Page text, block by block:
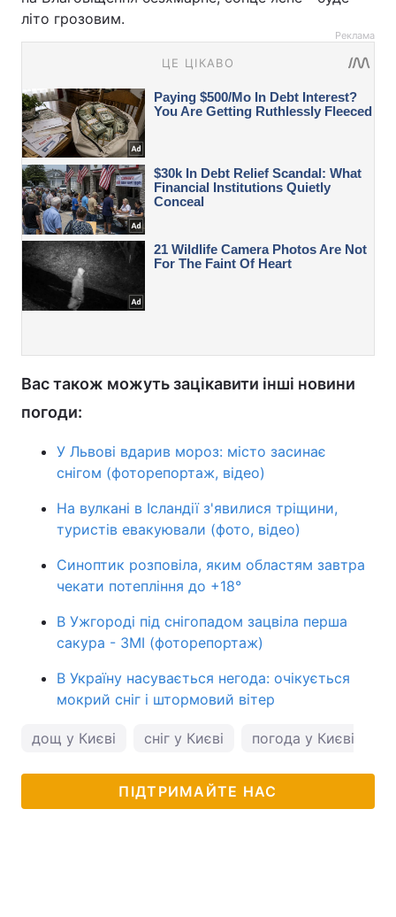
літо грозовим.
Реклама
Вас також можуть зацікавити інші новини
погоди:
У Львові вдарив мороз: місто засинає
снігом (фоторепортаж, відео)
На вулкані в Ісландії з'явилися тріщини,
туристів евакуювали (фото, відео)
Синоптик розповіла, яким областям завтра
чекати потепління до +18°
В Ужгороді під снігопадом зацвіла перша
сакура - ЗМІ (фоторепортаж)
В Україну насувається негода: очікується
мокрий сніг і штормовий вітер
дощ у Києві сніг у Києві погода у Києві
ПІДТРИМАЙТЕ НАС